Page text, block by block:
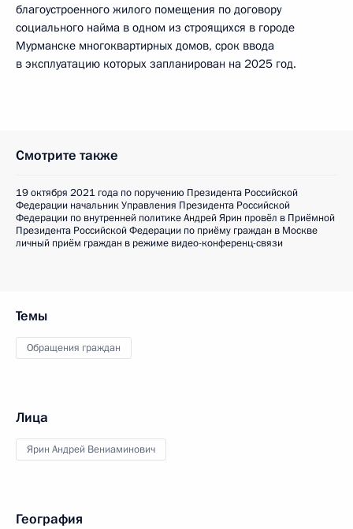
благоустроенного жилого помещения по договору
социального найма в одном из строящихся в городе
Мурманске многоквартирных домов, срок ввода
в эксплуатацию которых запланирован на 2025 год.
Смотрите также
19 октября 2021 года по поручению Президента Российской
Федерации начальник Управления Президента Российской
Федерации по внутренней политике Андрей Ярин провёл в Приёмной
Президента Российской Федерации по приёму граждан в Москве
личный приём граждан в режиме видео-конференц-связи
Темы
Обращения граждан
Лица
Ярин Андрей Вениаминович
География